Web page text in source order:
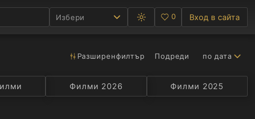
Избери
Превключване
между
светла
Любими
0 Вход в сайта
Разширенфилтър Подреди по дата
Рейтинг Селекция Превод Актьор
Филми 2026 Филми 2025